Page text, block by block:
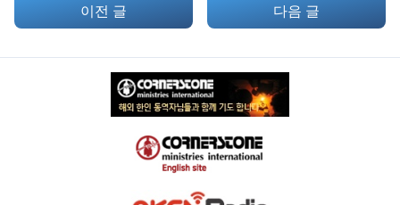
이전 글 다음 글